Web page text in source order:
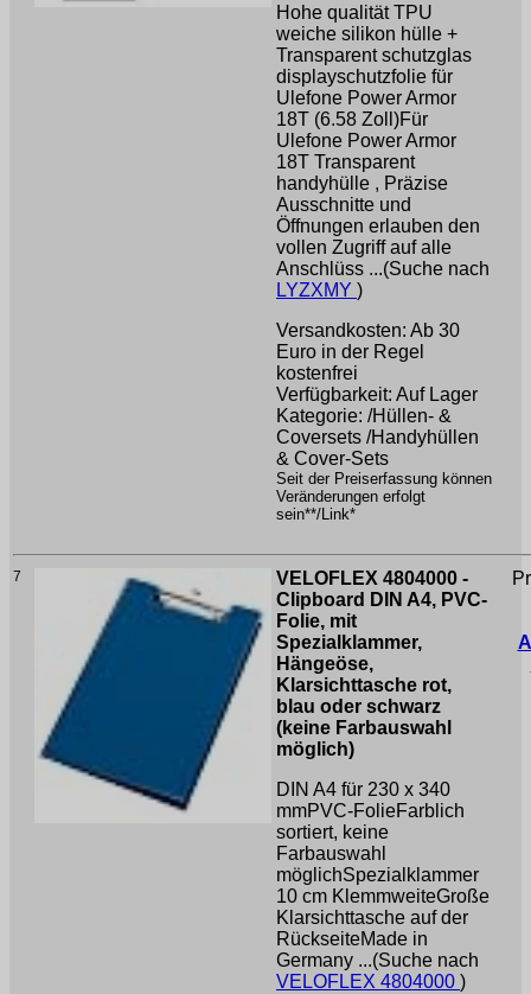
Hohe qualität TPU
weiche silikon hülle +
Transparent schutzglas
displayschutzfolie für
Ulefone Power Armor
18T (6.58 Zoll)Für
Ulefone Power Armor
18T Transparent
handyhülle , Präzise
Ausschnitte und
Öffnungen erlauben den
vollen Zugriff auf alle
Anschlüss ...(Suche nach
LYZXMY )
Versandkosten: Ab 30
Euro in der Regel
kostenfrei
Verfügbarkeit: Auf Lager
Kategorie: /Hüllen- &
Coversets /Handyhüllen
& Cover-Sets
Seit der Preiserfassung können
Veränderungen erfolgt
sein**/Link*
7
VELOFLEX 4804000 -
Clipboard DIN A4, PVC-
Folie, mit
Spezialklammer,
Hängeöse,
Klarsichttasche rot,
blau oder schwarz
(keine Farbauswahl
möglich)
DIN A4 für 230 x 340
mmPVC-FolieFarblich
sortiert, keine
Farbauswahl
möglichSpezialklammer
10 cm KlemmweiteGroße
Klarsichttasche auf der
RückseiteMade in
Germany ...(Suche nach
VELOFLEX 4804000 )